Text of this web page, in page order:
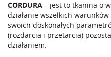
CORDURA – jest to tkanina o
działanie wszelkich
swoich doskonałych
(rozdarcia i przetarcia)
działaniem.